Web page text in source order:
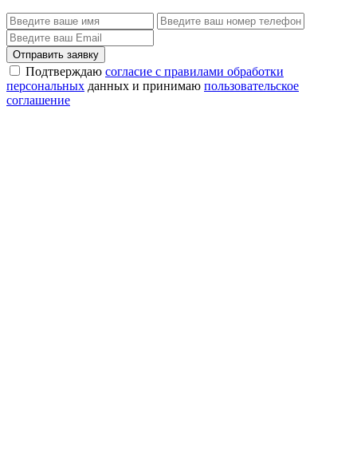
Отправить заявку
Подтверждаю согласие с правилами обработки
персональных данных и принимаю пользовательское
соглашение